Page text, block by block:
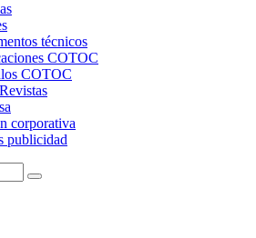
técnicos
COTOC
COTOC
corporativa
publicidad